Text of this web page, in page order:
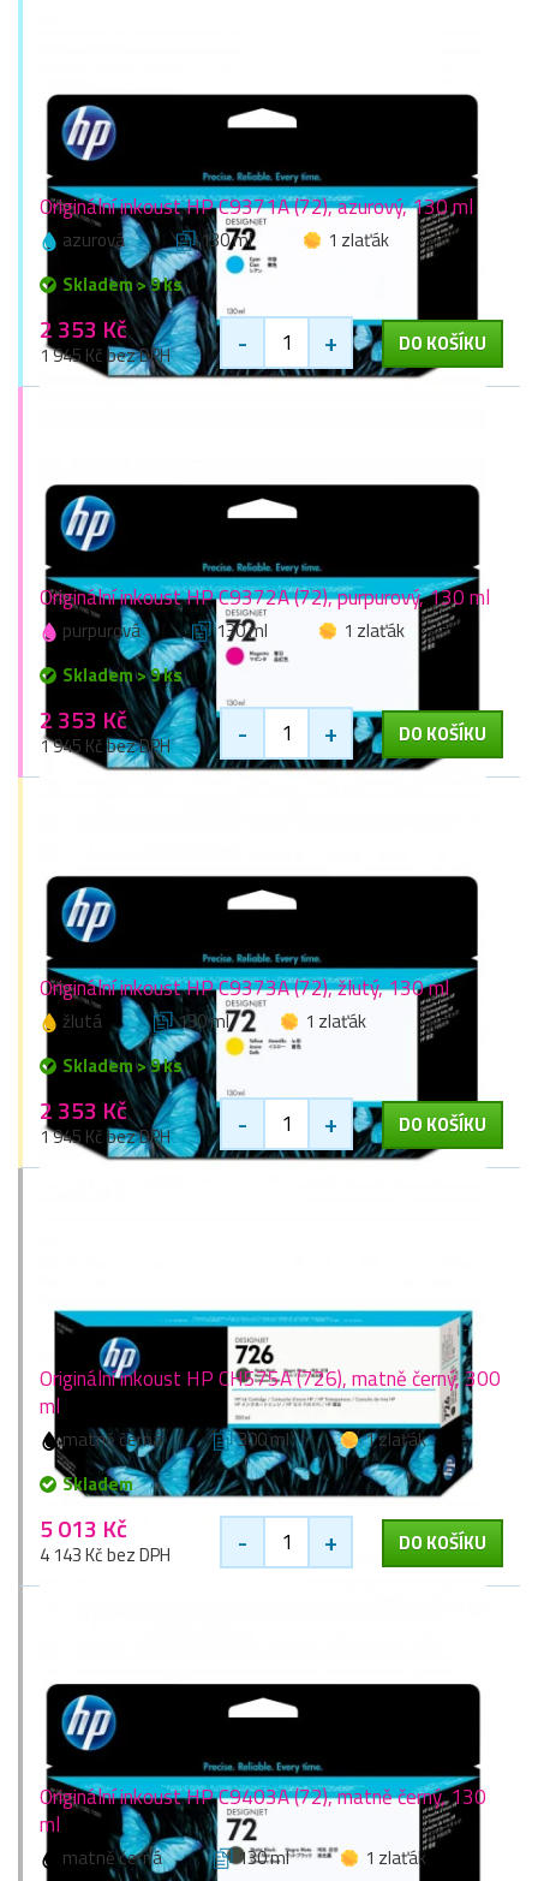
Originální inkoust HP C9371A (72), azurový, 130 ml
azurová 130 ml
1 zlaťák
Skladem > 9 ks
2 353 Kč
1 945 Kč bez DPH - + DO KOŠÍKU
Originální inkoust HP C9372A (72), purpurový, 130 ml
purpurová 130 ml
1 zlaťák
Skladem > 9 ks
2 353 Kč
1 945 Kč bez DPH - + DO KOŠÍKU
Originální inkoust HP C9373A (72), žlutý, 130 ml
žlutá 130 ml
1 zlaťák
Skladem > 9 ks
2 353 Kč
1 945 Kč bez DPH - + DO KOŠÍKU
Originální inkoust HP CH575A (726), matně černý, 300
ml
matně černá 300 ml
1 zlaťák
Skladem
5 013 Kč
4 143 Kč bez DPH - + DO KOŠÍKU
Originální inkoust HP C9403A (72), matně černý, 130
ml
matně černá 130 ml 1 zlaťák